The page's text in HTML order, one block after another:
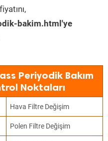
bakim.html'ye
Periyodik Bakım
Noktaları
Hava Filtre Değişim
Polen Filtre Değişim